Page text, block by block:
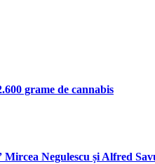
grame de cannabis
Negulescu și Alfred